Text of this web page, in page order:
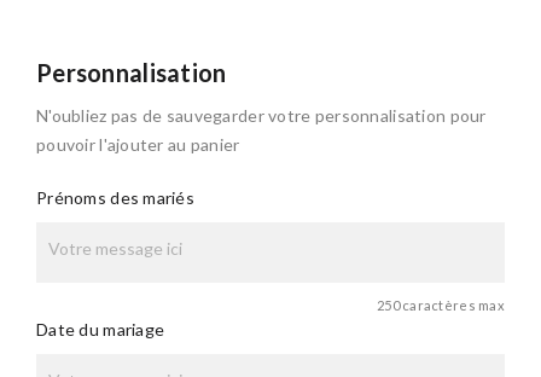
Personnalisation
N'oubliez pas de sauvegarder votre personnalisation pour
pouvoir l'ajouter au panier
Prénoms des mariés
250 caractères max
Date du mariage